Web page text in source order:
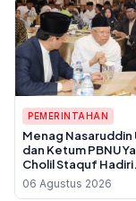
PEMERINTAHAN
Menag Nasaruddin
dan Ketum PBNU
Cholil Staquf Hadiri
Peluncuran Buku
KH Ma'ruf Amin
06 Agustus 2026